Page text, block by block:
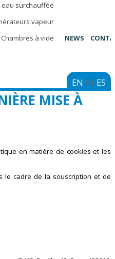
surchauffée
vapeur
Chambres à vide
NEWS
EN FR ES
MISE À
en matière de cookies et les
le cadre de la souscription et de